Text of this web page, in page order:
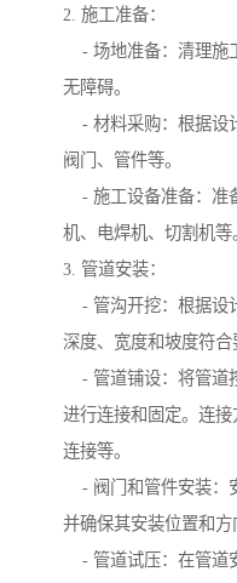
2. 施工准备：
- 场地准备：清理施
无障碍。
- 材料采购：根据设
阀门、管件等。
- 施工设备准备：准
机、电焊机、切割机等
3. 管道安装：
- 管沟开挖：根据设
深度、宽度和坡度符合
- 管道铺设：将管道
进行连接和固定。连
连接等。
- 阀门和管件安装：
并确保其安装位置和方
- 管道试压：在管道